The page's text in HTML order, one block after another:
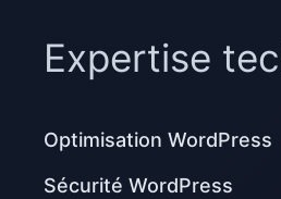
Expertise
Optimisation WordPress
Sécurité WordPress